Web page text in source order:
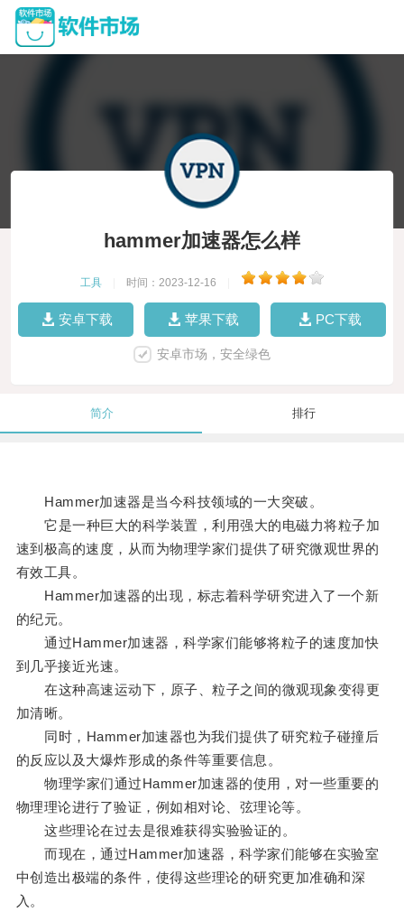
hammer加速器怎么样
工具 时间：2023-12-16
安卓下载 苹果下载 PC下载
安卓市场，安全绿色
简介 排行
Hammer加速器是当今科技领域的一大突破。
它是一种巨大的科学装置，利用强大的电磁力将粒子加
速到极高的速度，从而为物理学家们提供了研究微观世界的
有效工具。
Hammer加速器的出现，标志着科学研究进入了一个新
的纪元。
通过Hammer加速器，科学家们能够将粒子的速度加快
到几乎接近光速。
在这种高速运动下，原子、粒子之间的微观现象变得更
加清晰。
同时，Hammer加速器也为我们提供了研究粒子碰撞后
的反应以及大爆炸形成的条件等重要信息。
物理学家们通过Hammer加速器的使用，对一些重要的
物理理论进行了验证，例如相对论、弦理论等。
这些理论在过去是很难获得实验验证的。
而现在，通过Hammer加速器，科学家们能够在实验室
中创造出极端的条件，使得这些理论的研究更加准确和深
入。